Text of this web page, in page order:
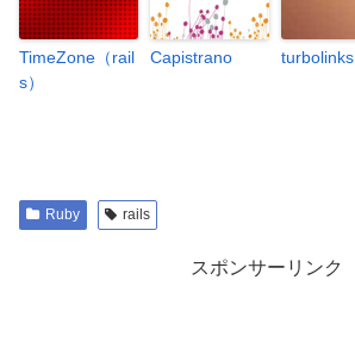
TimeZone（rail
s）
Capistrano turbolinks
Ruby rails
スポンサーリンク